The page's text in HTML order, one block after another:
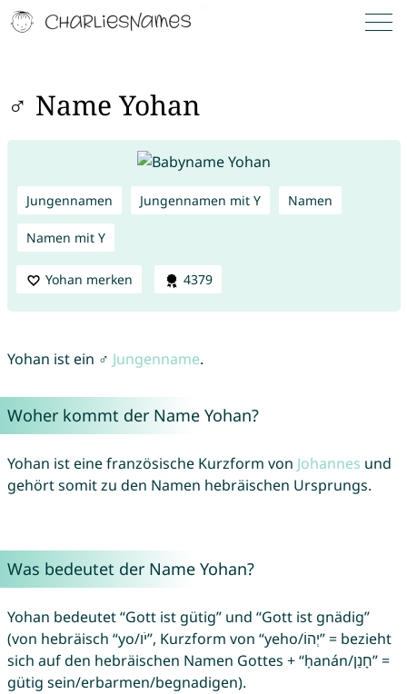
♂ Name Yohan
Jungennamen Jungennamen mit Y Namen
Namen mit Y
Yohan merken 4379
Yohan ist ein ♂ Jungenname.
Woher kommt der Name Yohan?
Yohan ist eine französische Kurzform von Johannes und
gehört somit zu den Namen hebräischen Ursprungs.
Was bedeutet der Name Yohan?
Yohan bedeutet “Gott ist gütig” und “Gott ist gnädig”
(von hebräisch “yo/יֹו”, Kurzform von “yeho/יְהוֹ” = bezieht
sich auf den hebräischen Namen Gottes + “ḥanán/חָנַן” =
gütig sein/erbarmen/begnadigen).